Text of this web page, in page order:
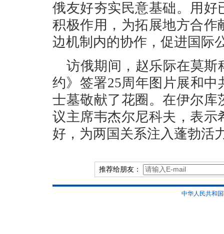
俄友好夯实民意基础。用
积极作用，为拓展地方合
边机制内的协作，促进国际
访俄期间，赵乐际在莫斯
约》签署25周年图片展和
士墓敬献了花圈。在伊尔
议主席韦杰尔尼科夫，表
好，为两国关系注入蓬勃活
推荐给朋友：
中华人民共和